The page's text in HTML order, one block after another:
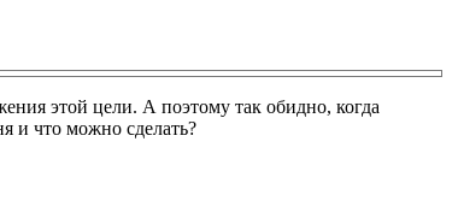
этой цели. А поэтому так обидно, когда
и что можно сделать?